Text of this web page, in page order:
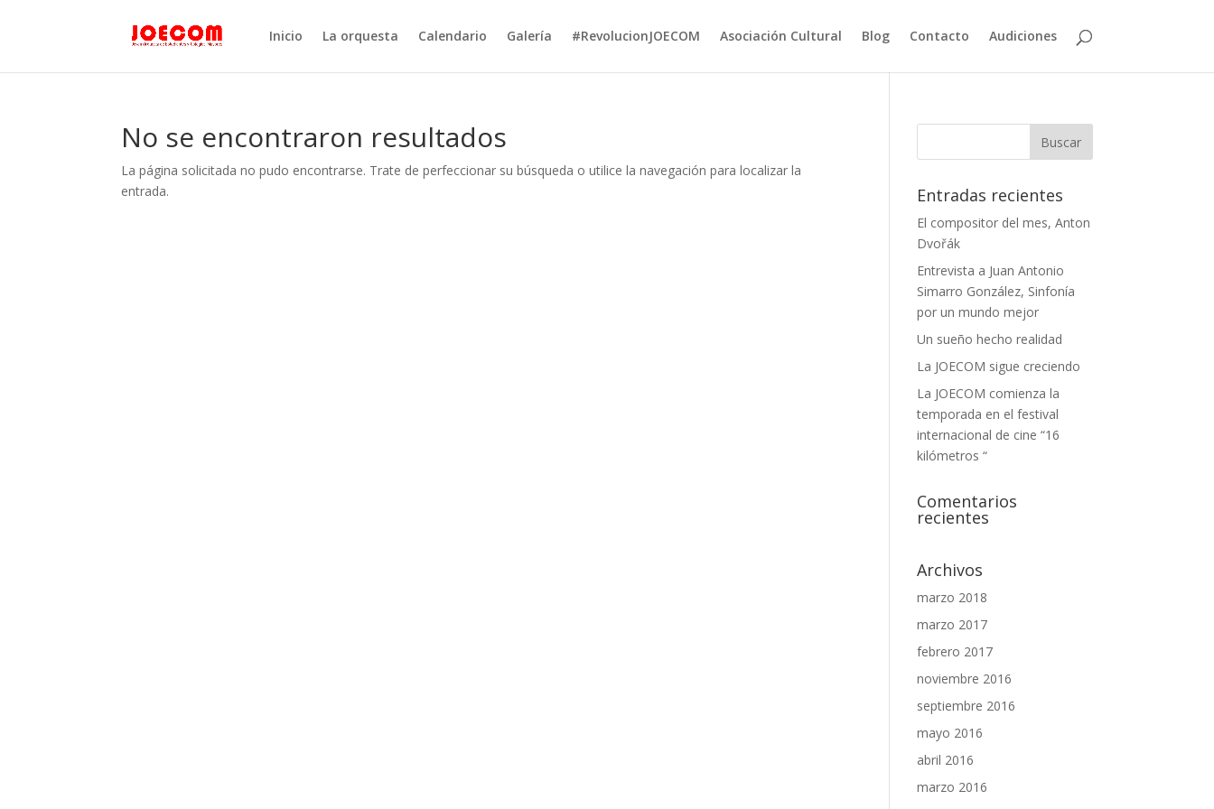
Inicio La orquesta Calendario Galería #RevolucionJOECOM Asociación Cultural Blog Contacto Audiciones
No se encontraron resultados
La página solicitada no pudo encontrarse. Trate de perfeccionar su búsqueda o utilice la navegación para localizar la
entrada.
Entradas recientes
El compositor del mes, Anton
Dvořák
Entrevista a Juan Antonio
Simarro González, Sinfonía
por un mundo mejor
Un sueño hecho realidad
La JOECOM sigue creciendo
La JOECOM comienza la
temporada en el festival
internacional de cine “16
kilómetros “
Comentarios
recientes
Archivos
marzo 2018
marzo 2017
febrero 2017
noviembre 2016
septiembre 2016
mayo 2016
abril 2016
marzo 2016